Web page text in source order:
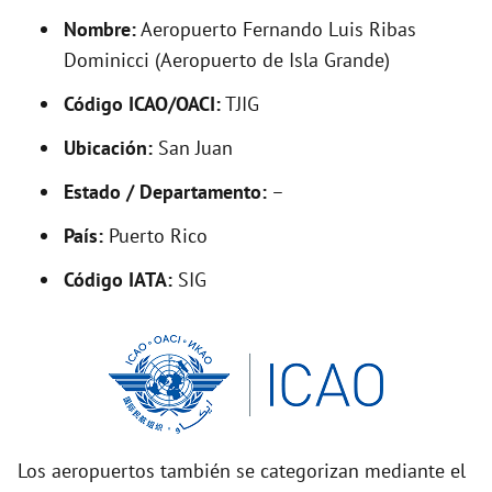
y
V
o
Nombre:Aeropuerto Fernando Luis Ribas
Dominicci (Aeropuerto de Isla Grande)
Código ICAO/OACI:TJIG
Ubicación: San Juan
Estado / Departamento: –
País: Puerto Rico
Código IATA: SIG
Los aeropuertos también se categorizan mediante el